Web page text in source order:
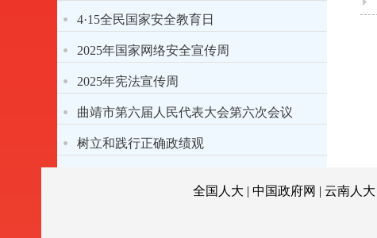
话精神
4·15全民国家安全教育日
2025年国家网络安全宣传周
2025年宪法宣传周
曲靖市第六届人民代表大会第六次会议
树立和践行正确政绩观
全国人大 | 中国政府网 | 云南人大